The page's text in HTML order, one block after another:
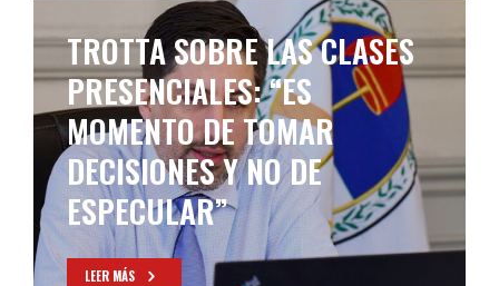
TROTTA SOBRE LAS CLASES
PRESENCIALES: “ES
MOMENTO DE TOMAR
DECISIONES Y NO DE
ESPECULAR”
LEER MÁS